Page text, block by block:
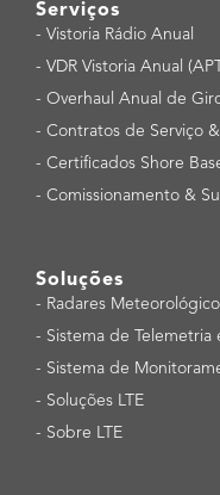
Serviços
- Vistoria Rádio Anual
- VDR Vistoria Anual
- Overhaul Anual de
- Contratos de Serviço
- Certificados Shore
- Comissionamento &
Soluções
- Radares
- Sistema de Telemetria
- Sistema de
- Soluções LTE
- Sobre LTE